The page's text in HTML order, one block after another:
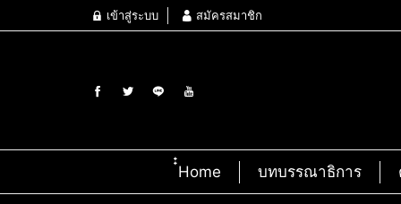
เข้าสู่ระบบ สมัครสมาชิก
๋๋Home บทบรรณาธิการ